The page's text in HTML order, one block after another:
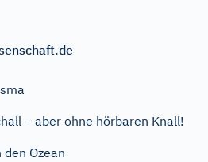
– aber ohne hörbaren Knall!
Ozean